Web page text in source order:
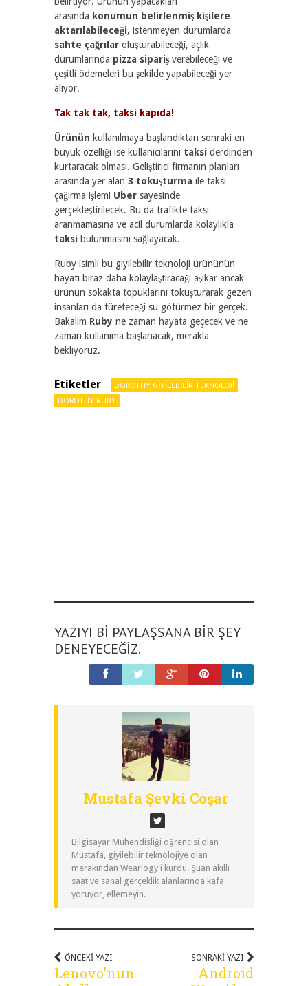
arasında konumun belirlenmiş kişilere
aktarılabileceği, istenmeyen durumlarda
sahte çağrılar oluşturabileceği, açlık
durumlarında pizza sipariş verebileceği ve
çeşitli ödemeleri bu şekilde yapabileceği yer
alıyor.
Tak tak tak, taksi kapıda!
Ürünün kullanılmaya başlandıktan sonraki en
büyük özelliği ise kullanıcılarını taksi derdinden
kurtaracak olması. Geliştirici firmanın planları
arasında yer alan 3 tokuşturma ile taksi
çağırma işlemi Uber sayesinde
gerçekleştirilecek. Bu da trafikte taksi
aranmamasına ve acil durumlarda kolaylıkla
taksi bulunmasını sağlayacak.
Ruby isimli bu giyilebilir teknoloji ürününün
hayatı biraz daha kolaylaştıracağı aşikar ancak
ürünün sokakta topuklarını tokuşturarak gezen
insanları da türeteceği su götürmez bir gerçek.
Bakalım Ruby ne zaman hayata geçecek ve ne
zaman kullanıma başlanacak, merakla
bekliyoruz.
Etiketler
DOROTHY GIYILEBILIR TEKNOLOJI
DOROTHY RUBY
YAZIYI BI PAYLAŞSANA BIR ŞEY
DENEYECEĞIZ.
Mustafa Şevki Coşar
Bilgisayar Mühendisliği öğrencisi olan
Mustafa, giyilebilir teknolojiye olan
merakından Wearlogy'i kurdu. Şuan akıllı
saat ve sanal gerçeklik alanlarında kafa
yoruyor, ellemeyin.
ÖNCEKI YAZI
Lenovo’nun
SONRAKI YAZI
Android